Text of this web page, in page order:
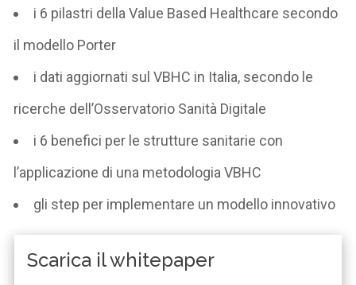
i 6 pilastri della Value Based Healthcare secondo
il modello Porter
i dati aggiornati sul VBHC in Italia, secondo le
ricerche dell’Osservatorio Sanità Digitale
i 6 benefici per le strutture sanitarie con
l’applicazione di una metodologia VBHC
gli step per implementare un modello innovativo
Scarica il whitepaper